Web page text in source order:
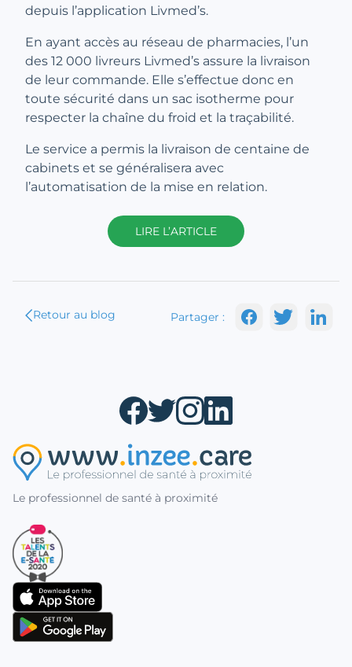
depuis l’application Livmed’s.
En ayant accès au réseau de pharmacies, l’un
des 12 000 livreurs Livmed’s assure la livraison
de leur commande. Elle s’effectue donc en
toute sécurité dans un sac isotherme pour
respecter la chaîne du froid et la traçabilité.
Le service a permis la livraison de centaine de
cabinets et se généralisera avec
l’automatisation de la mise en relation.
LIRE L’ARTICLE
Retour au blog Partager :
Le professionnel de santé à proximité